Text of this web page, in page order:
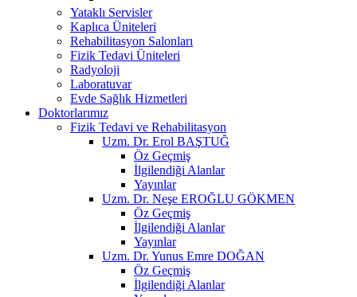
Yataklı Servisler
Kaplıca Üniteleri
Rehabilitasyon Salonları
Fizik Tedavi Üniteleri
Radyoloji
Laboratuvar
Evde Sağlık Hizmetleri
Doktorlarımız
Fizik Tedavi ve Rehabilitasyon
Uzm. Dr. Erol BAŞTUĞ
Öz Geçmiş
İlgilendiği Alanlar
Yayınlar
Uzm. Dr. Neşe EROĞLU GÖKMEN
Öz Geçmiş
İlgilendiği Alanlar
Yayınlar
Uzm. Dr. Yunus Emre DOĞAN
Öz Geçmiş
İlgilendiği Alanlar